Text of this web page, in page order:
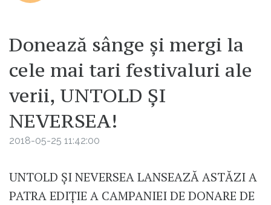
Donează sânge și mergi la
cele mai tari festivaluri ale
verii, UNTOLD ȘI
NEVERSEA!
2018-05-25 11:42:00
UNTOLD ȘI NEVERSEA LANSEAZĂ ASTĂZI A
PATRA EDIȚIE A CAMPANIEI DE DONARE DE